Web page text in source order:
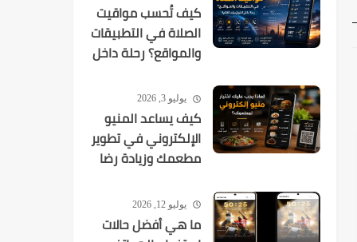
كيف تُحسب مواقيت
الصلاة في التطبيقات
والمواقع؟ رحلة داخل
يوليو 3, 2026
كيف يساعد المنيو
الإلكتروني في تطوير
مطعمك وزيادة رضا
يوليو 12, 2026
ما هي أفضل حالات